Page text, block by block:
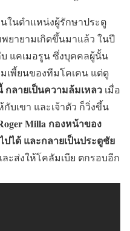
ในตำแหน่งผู้รักษาประตู
ยายามเกิดขึ้นมาแล้ว ในปี
บ แคเมอรูน ซึ่งบุคคลผู้นั้น
มเพี้ยนของทีมโคเคน แต่ดู
ลายเป็นความล้มเหลว เมื่อ
บเขา และเจ้าตัว ก็วิ่งขึ้น
Milla กองหน้าของ
ได้ และกลายเป็นประตูชัย
ละส่งให้โคลัมเบีย ตกรอบอีก